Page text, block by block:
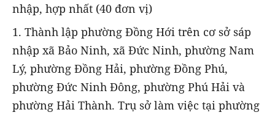
nhập, hợp nhất (40 đơn vị)
1. Thành lập phường Đồng Hới trên cơ sở sáp
nhập xã Bảo Ninh, xã Đức Ninh, phường Nam
Lý, phường Đồng Hải, phường Đồng Phú,
phường Đức Ninh Đông, phường Phú Hải và
phường Hải Thành. Trụ sở làm việc tại phường